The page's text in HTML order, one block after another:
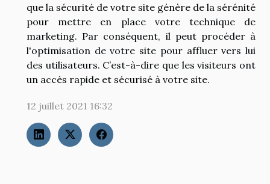
que la sécurité de votre site génère de la sérénité
pour mettre en place votre technique de
marketing. Par conséquent, il peut procéder à
l'optimisation de votre site pour affluer vers lui
des utilisateurs. C’est-à-dire que les visiteurs ont
un accès rapide et sécurisé à votre site.
12 juillet 2021 16:32